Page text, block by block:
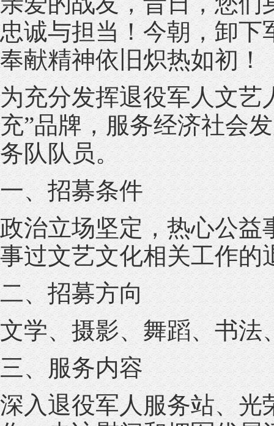
忠诚与担当！今朝，卸下
奉献精神依旧炽热如初！
为充分发挥退役军人文艺
充”品牌，服务经济社会
务队队员。
一、招募条件
政治立场坚定，热心公益
事过文艺文化相关工作的
二、招募方向
文学、摄影、舞蹈、书法
三、服务内容
深入退役军人服务站、光